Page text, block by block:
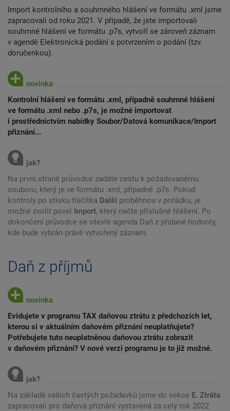
Import kontrolního a souhrnného hlášení ve formátu .xml jsme
zapracovali od roku 2021. V případě, že jste importovali
souhrnné hlášení ve formátu .p7s, vytvoří se zároveň záznam
v agendě Elektronická podání s potvrzením o podání (tzv.
doručenkou).
Kontrolní hlášení ve formátu .xml, případně souhrnné hlášení
ve formátu .xml nebo .p7s, je možné importovat
i prostřednictvím nabídky Soubor/Datová komunikace/Import
přiznání...
Na první straně průvodce zadáte cestu k požadovanému
souboru, který je ve formátu .xml, případně .p7s. Pokud
kontroly po stisku tlačítka Další proběhnou v pořádku, je
možné zvolit povel Import, který načte příslušné hlášení. Po
dokončení průvodce se otevře agenda Daň z přidané hodnoty,
kde bude vybrán právě vytvořený záznam.
Daň z příjmů
Evidujete v programu TAX daňovou ztrátu z předchozích let,
kterou si v aktuálním daňovém přiznání neuplatňujete?
Potřebujete tuto neuplatněnou daňovou ztrátu zobrazit
v daňovém přiznání? V nové verzi programu je to již možné.
Na základě vašich častých požadavků jsme do sekce E. Ztráta
zapracovali pro daňová přiznání vystavená za celý rok 2022